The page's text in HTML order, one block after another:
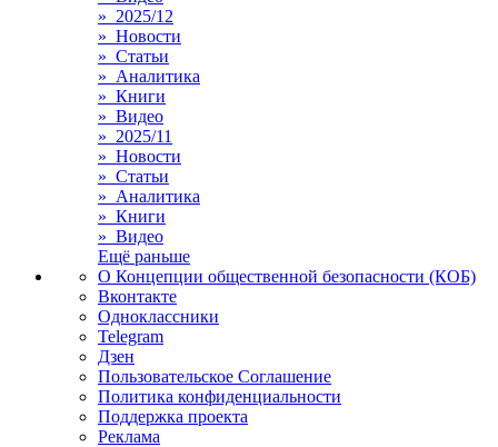
» 2025/12
» Новости
» Статьи
» Аналитика
» Книги
» Видео
» 2025/11
» Новости
» Статьи
» Аналитика
» Книги
» Видео
Ещё раньше
О Концепции общественной безопасности (КОБ)
Вконтакте
Одноклассники
Telegram
Дзен
Пользовательское Соглашение
Политика конфиденциальности
Поддержка проекта
Реклама